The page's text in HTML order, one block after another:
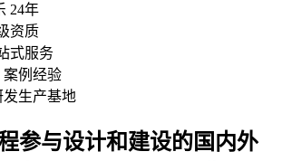
24年
资质
式服务
案例经验
发生产基地
参与设计和建设的国内外